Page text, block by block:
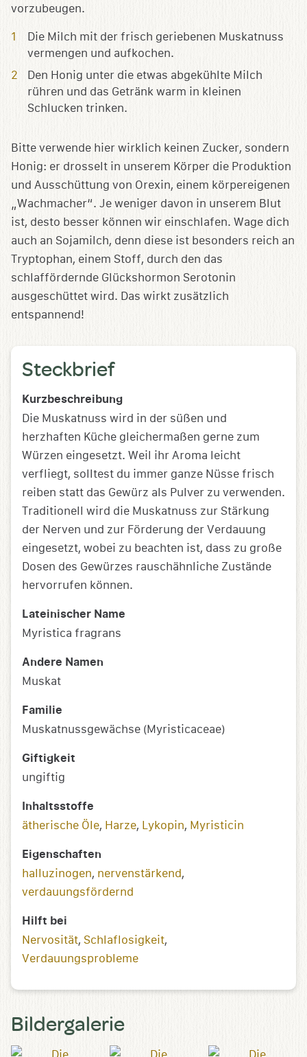
vorzubeugen.
Die Milch mit der frisch geriebenen Muskatnuss
vermengen und aufkochen.
Den Honig unter die etwas abgekühlte Milch
rühren und das Getränk warm in kleinen
Schlucken trinken.
Bitte verwende hier wirklich keinen Zucker, sondern
Honig: er drosselt in unserem Körper die Produktion
und Ausschüttung von Orexin, einem körpereigenen
„Wachmacher“. Je weniger davon in unserem Blut
ist, desto besser können wir einschlafen. Wage dich
auch an Sojamilch, denn diese ist besonders reich an
Tryptophan, einem Stoff, durch den das
schlaffördernde Glückshormon Serotonin
ausgeschüttet wird. Das wirkt zusätzlich
entspannend!
Steckbrief
Kurzbeschreibung
Die Muskatnuss wird in der süßen und
herzhaften Küche gleichermaßen gerne zum
Würzen eingesetzt. Weil ihr Aroma leicht
verfliegt, solltest du immer ganze Nüsse frisch
reiben statt das Gewürz als Pulver zu verwenden.
Traditionell wird die Muskatnuss zur Stärkung
der Nerven und zur Förderung der Verdauung
eingesetzt, wobei zu beachten ist, dass zu große
Dosen des Gewürzes rauschähnliche Zustände
hervorrufen können.
Lateinischer Name
Myristica fragrans
Andere Namen
Muskat
Familie
Muskatnussgewächse (Myristicaceae)
Giftigkeit
ungiftig
Inhaltsstoffe
ätherische Öle, Harze, Lykopin, Myristicin
Eigenschaften
halluzinogen, nervenstärkend,
verdauungsfördernd
Hilft bei
Nervosität, Schlaflosigkeit,
Verdauungsprobleme
Bildergalerie